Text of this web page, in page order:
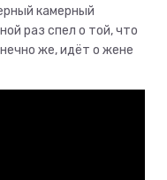
камерный
раз спел о той, что
же, идёт о жене